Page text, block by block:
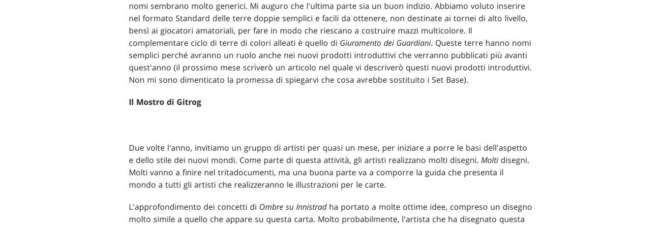
nomi sembrano molto generici. Mi auguro che l'ultima parte sia un buon indizio. Abbiamo voluto inserire
nel formato Standard delle terre doppie semplici e facili da ottenere, non destinate ai tornei di alto livello,
bensì ai giocatori amatoriali, per fare in modo che riescano a costruire mazzi multicolore. Il
complementare ciclo di terre di colori alleati è quello di Giuramento dei Guardiani. Queste terre hanno nomi
semplici perché avranno un ruolo anche nei nuovi prodotti introduttivi che verranno pubblicati più avanti
quest'anno (il prossimo mese scriverò un articolo nel quale vi descriverò questi nuovi prodotti introduttivi.
Non mi sono dimenticato la promessa di spiegarvi che cosa avrebbe sostituito i Set Base).
Il Mostro di Gitrog
Due volte l'anno, invitiamo un gruppo di artisti per quasi un mese, per iniziare a porre le basi dell'aspetto
e dello stile dei nuovi mondi. Come parte di questa attività, gli artisti realizzano molti disegni. Molti disegni.
Molti vanno a finire nel tritadocumenti, ma una buona parte va a comporre la guida che presenta il
mondo a tutti gli artisti che realizzeranno le illustrazioni per le carte.
L'approfondimento dei concetti di Ombre su Innistradha portato a molte ottime idee, compreso un disegno
molto simile a quello che appare su questa carta. Molto probabilmente, l'artista che ha disegnato questa